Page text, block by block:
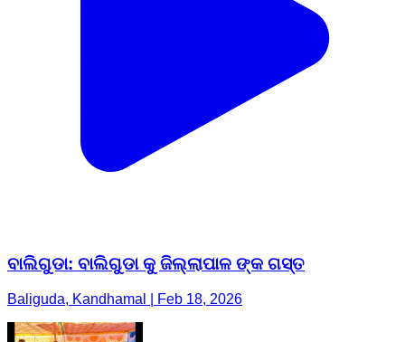
ବାଲିଗୁଡା: ବାଲିଗୁଡା କୁ ଜିଲ୍ଲାପାଳ ଙ୍କ ଗସ୍ତ
Baliguda, Kandhamal | Feb 18, 2026